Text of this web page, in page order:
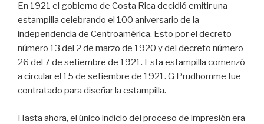
c
e
b
o
o
k
tt
er
er
e
st
ail m
p
ar
tir
En 1921 el gobierno de Costa Rica decidió emitir una
estampilla celebrando el 100 aniversario de la
independencia de Centroamérica. Esto por el decreto
número 13 del 2 de marzo de 1920 y del decreto número
26 del 7 de setiembre de 1921. Esta estampilla comenzó
a circular el 15 de setiembre de 1921. G Prudhomme fue
contratado para diseñar la estampilla.
Hasta ahora, el único indicio del proceso de impresión era